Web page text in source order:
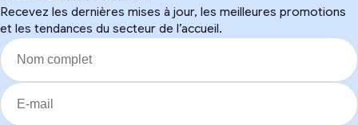
Recevez les dernières mises à jour, les meilleures promotions
et les tendances du secteur de l’accueil.